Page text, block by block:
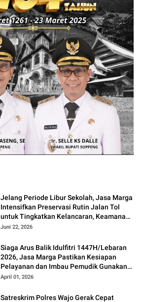
Jelang Periode Libur Sekolah, Jasa Marga
Intensifkan Preservasi Rutin Jalan Tol
untuk Tingkatkan Kelancaran, Keamanan
dan Kenyamanan Perjalanan
Juni 22, 2026
Siaga Arus Balik Idulfitri 1447H/Lebaran
2026, Jasa Marga Pastikan Kesiapan
Pelayanan dan Imbau Pemudik Gunakan
Rest Area Alternatif
April 01, 2026
Satreskrim Polres Wajo Gerak Cepat